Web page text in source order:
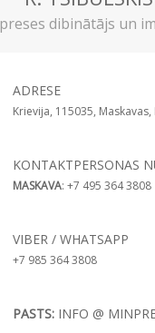
dibinātājs un
ADRESE
Krievija, 115035, Maskavas,
KONTAKTPERSONAS
MASKAVA: +7 495 364 3808
VIBER / WHATSAPP
+7 985 364 3808
PASTS: INFO @